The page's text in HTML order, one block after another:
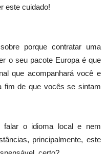
este cuidado!
porque contratar uma
o seu pacote Europa é que
que acompanhará você e
fim de que vocês se sintam
falar o idioma local e nem
principalmente, este